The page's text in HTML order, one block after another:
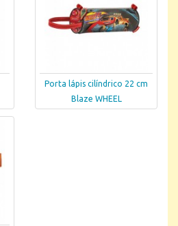
Porta lápis cilíndrico 22 cm
Blaze WHEEL